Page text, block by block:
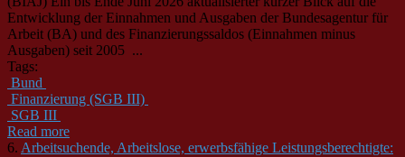
Entwicklung der Einnahmen und Ausgaben der Bundesagentur für
Arbeit (BA) und des Finanzierungssaldos (Einnahmen minus
Ausgaben) seit 2005 ...
Tags:
Bund
Finanzierung (SGB III)
SGB III
Read more
6. Arbeitsuchende, Arbeitslose, erwerbsfähige Leistungsberechtigte: